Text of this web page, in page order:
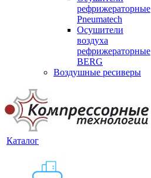
рефрижераторные
Pneumatech
Осушители
воздуха
рефрижераторные
BERG
Воздушные ресиверы
Каталог